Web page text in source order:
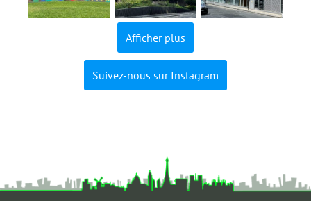
Afficher plus
Suivez-nous sur Instagram